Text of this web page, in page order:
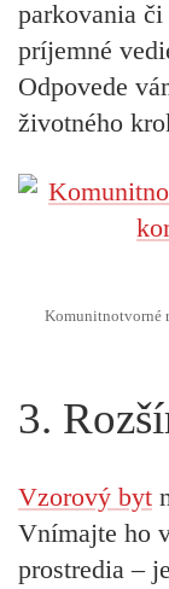
parkovania
príjemné
Odpovede
životného
Komunitnotvorné
3.
Vzorový byt
Vnímajte ho
prostredia –